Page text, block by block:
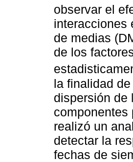
observar el
interacciones
de medias
de los
la finalidad
dispersión de
componentes
realizó un
detectar la
fechas de